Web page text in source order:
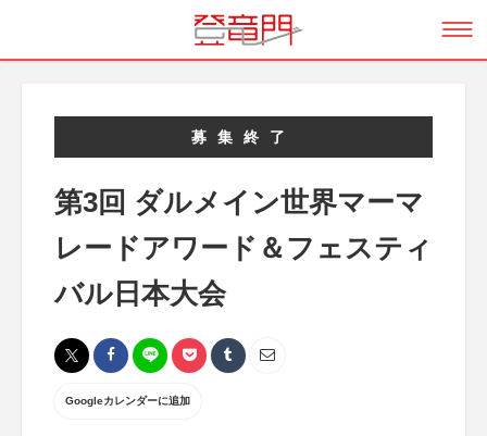
募集終了
第3回 ダルメイン世界マーマ
レードアワード＆フェスティ
バル日本大会
Googleカレンダーに追加